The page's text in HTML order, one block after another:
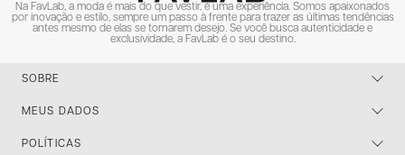
Na FavLab, a moda é mais do que vestir, é uma experiência. Somos apaixonados
por inovação e estilo, sempre um passo à frente para trazer as últimas tendências
antes mesmo de elas se tornarem desejo. Se você busca autenticidade e
exclusividade, a FavLab é o seu destino.
SOBRE
MEUS DADOS
POLÍTICAS